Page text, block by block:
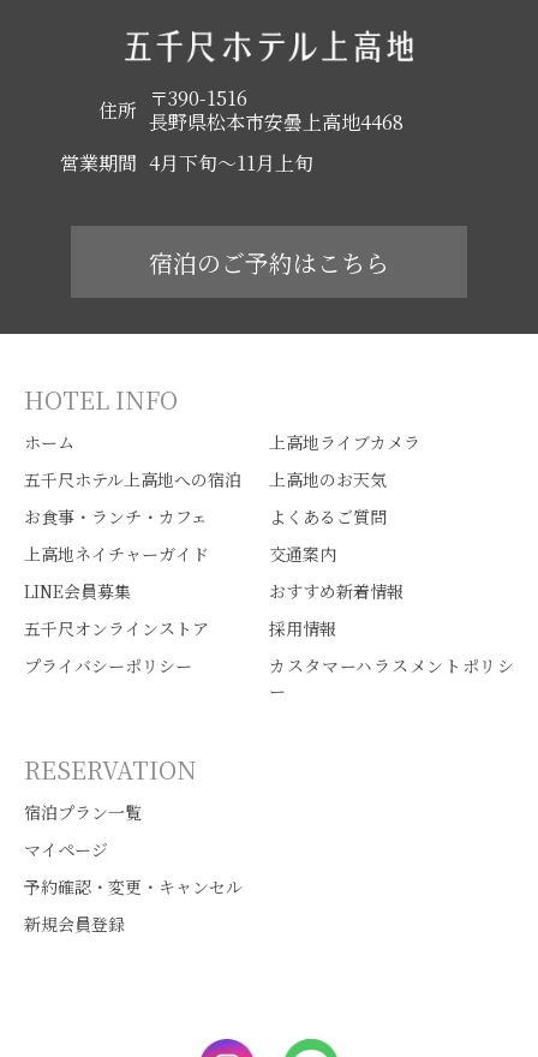
住所
〒390-1516
長野県松本市安曇上高地4468
営業期間 4月下旬～11月上旬
宿泊のご予約はこちら
HOTEL INFO
ホーム
上高地ライブカメラ
五千尺ホテル上高地への宿泊
上高地のお天気
お食事・ランチ・カフェ
よくあるご質問
上高地ネイチャーガイド
交通案内
LINE会員募集
おすすめ新着情報
五千尺オンラインストア
採用情報
プライバシーポリシー
カスタマーハラスメントポリシ
ー
RESERVATION
宿泊プラン一覧
マイページ
予約確認・変更・キャンセル
新規会員登録